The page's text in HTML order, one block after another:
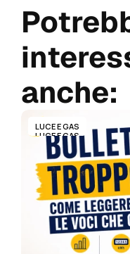
anche:
LUCE E GAS
LUCE E GAS